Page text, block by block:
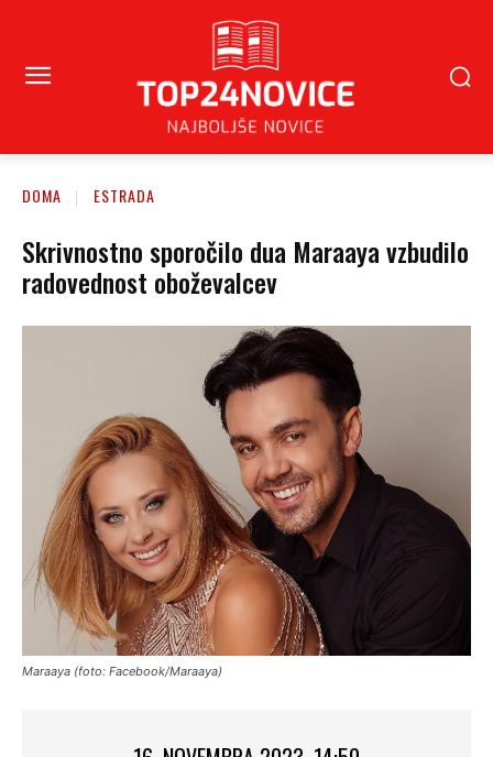
DOMA ESTRADA
Skrivnostno sporočilo dua Maraaya vzbudilo
radovednost oboževalcev
Maraaya (foto: Facebook/Maraaya)